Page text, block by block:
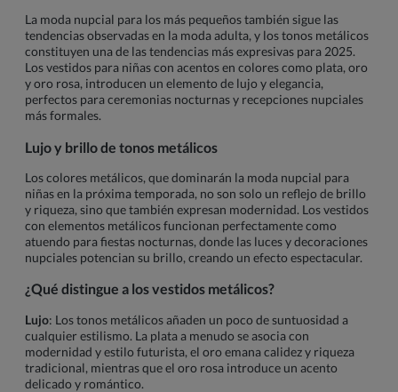
La moda nupcial para los más pequeños también sigue las
tendencias observadas en la moda adulta, y los tonos metálicos
constituyen una de las tendencias más expresivas para 2025.
Los vestidos para niñas con acentos en colores como plata, oro
y oro rosa, introducen un elemento de lujo y elegancia,
perfectos para ceremonias nocturnas y recepciones nupciales
más formales.
Lujo y brillo de tonos metálicos
Los colores metálicos, que dominarán la moda nupcial para
niñas en la próxima temporada, no son solo un reflejo de brillo
y riqueza, sino que también expresan modernidad. Los vestidos
con elementos metálicos funcionan perfectamente como
atuendo para fiestas nocturnas, donde las luces y decoraciones
nupciales potencian su brillo, creando un efecto espectacular.
¿Qué distingue a los vestidos metálicos?
Lujo: Los tonos metálicos añaden un poco de suntuosidad a
cualquier estilismo. La plata a menudo se asocia con
modernidad y estilo futurista, el oro emana calidez y riqueza
tradicional, mientras que el oro rosa introduce un acento
delicado y romántico.